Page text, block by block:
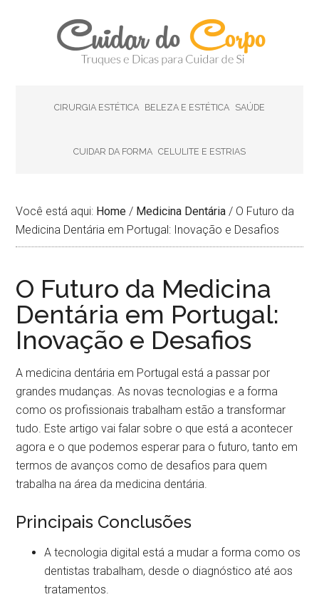
CIRURGIA ESTÉTICA BELEZA E ESTÉTICA SAÚDE
CUIDAR DA FORMA CELULITE E ESTRIAS
Você está aqui: Home / Medicina Dentária / O Futuro da
Medicina Dentária em Portugal: Inovação e Desafios
O Futuro da Medicina
Dentária em Portugal:
Inovação e Desafios
A medicina dentária em Portugal está a passar por
grandes mudanças. As novas tecnologias e a forma
como os profissionais trabalham estão a transformar
tudo. Este artigo vai falar sobre o que está a acontecer
agora e o que podemos esperar para o futuro, tanto em
termos de avanços como de desafios para quem
trabalha na área da medicina dentária.
Principais Conclusões
A tecnologia digital está a mudar a forma como os
dentistas trabalham, desde o diagnóstico até aos
tratamentos.